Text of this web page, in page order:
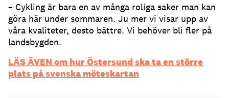
– Cykling är bara en av många roliga saker man kan
göra här under sommaren. Ju mer vi visar upp av
våra kvaliteter, desto bättre. Vi behöver bli fler på
landsbygden.
LÄS ÄVEN om hur Östersund ska ta en större
plats på svenska möteskartan